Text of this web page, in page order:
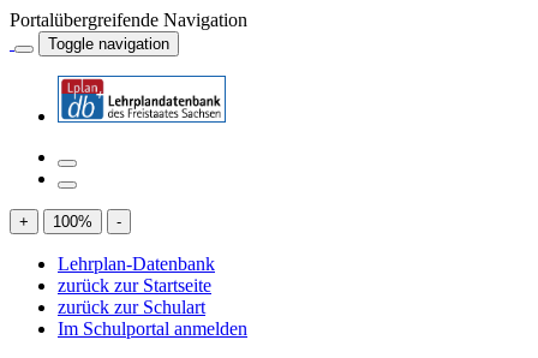
Portalübergreifende Navigation
Toggle navigation
+ 100% -
Lehrplan-Datenbank
zurück zur Startseite
zurück zur Schulart
Im Schulportal anmelden